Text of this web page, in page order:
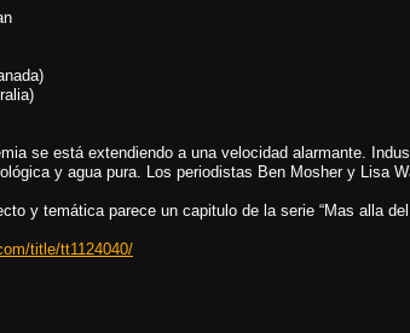
se está extendiendo a una velocidad alarmante.
y agua pura. Los periodistas Ben Mosher y Lisa
y temática parece un capitulo de la serie “Mas alla
title/tt1124040/